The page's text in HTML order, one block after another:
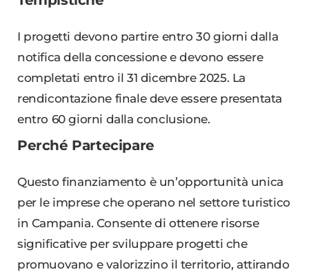
I progetti devono partire entro 30 giorni dalla
notifica della concessione e devono essere
completati entro il 31 dicembre 2025. La
rendicontazione finale deve essere presentata
entro 60 giorni dalla conclusione.
Perché Partecipare
Questo finanziamento è un’opportunità unica
per le imprese che operano nel settore turistico
in Campania. Consente di ottenere risorse
significative per sviluppare progetti che
promuovano e valorizzino il territorio, attirando